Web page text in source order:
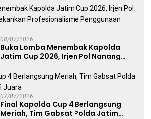
Publik
08/07/2026
Buka Lomba Menembak Kapolda
Jatim Cup 2026, Irjen Pol Nanang
Penggunaan Senjata Api
07/07/2026
Final Kapolda Cup 4 Berlangsung
Meriah, Tim Gabsat Polda Jatim